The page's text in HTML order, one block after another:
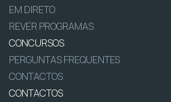
EM DIRETO
REVER PROGRAMAS
CONCURSOS
PERGUNTAS FREQUENTES
CONTACTOS
CONTACTOS